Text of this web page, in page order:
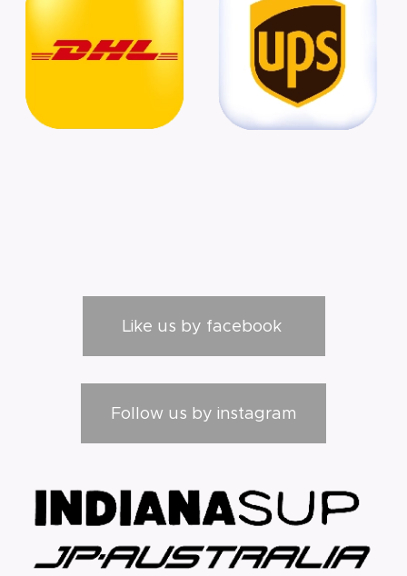
Like us by facebook
Follow us by instagram